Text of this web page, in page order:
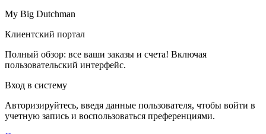
My Big Dutchman
Клиентский портал
Полный обзор: все ваши заказы и счета! Включая
пользовательский интерфейс.
Вход в систему
Авторизируйтесь, введя данные пользователя, чтобы войти в
учетную запись и воспользоваться преференциями.